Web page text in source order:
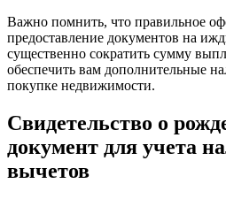
Важно помнить, что правильное
предоставление документов на
существенно сократить сумму
обеспечить вам дополнительные
покупке недвижимости.
Свидетельство о
документ для учета
вычетов